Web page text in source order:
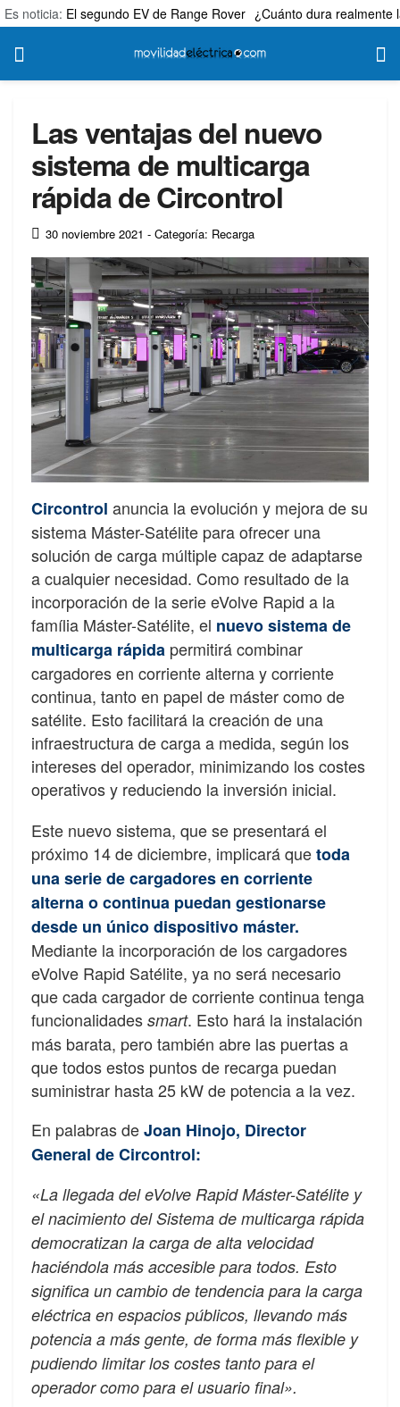
Es noticia: El segundo EV de Range Rover ¿Cuánto dura realmente
Las ventajas del nuevo
sistema de multicarga
rápida de Circontrol
30 noviembre 2021 - Categoría: Recarga
Circontrol anuncia la evolución y mejora de su
sistema Máster-Satélite para ofrecer una
solución de carga múltiple capaz de adaptarse
a cualquier necesidad. Como resultado de la
incorporación de la serie eVolve Rapid a la
família Máster-Satélite, el nuevo sistema de
multicarga rápida permitirá combinar
cargadores en corriente alterna y corriente
continua, tanto en papel de máster como de
satélite. Esto facilitará la creación de una
infraestructura de carga a medida, según los
intereses del operador, minimizando los costes
operativos y reduciendo la inversión inicial.
Este nuevo sistema, que se presentará el
próximo 14 de diciembre, implicará quetoda
una serie de cargadores en corriente
alterna o continua puedan gestionarse
desde un único dispositivo máster.
Mediante la incorporación de los cargadores
eVolve Rapid Satélite, ya no será necesario
que cada cargador de corriente continua tenga
funcionalidades smart. Esto hará la instalación
más barata, pero también abre las puertas a
que todos estos puntos de recarga puedan
suministrar hasta 25 kW de potencia a la vez.
En palabras deJoan Hinojo, Director
General de Circontrol:
«La llegada del eVolve Rapid Máster-Satélite y
el nacimiento del Sistema de multicarga rápida
democratizan la carga de alta velocidad
haciéndola más accesible para todos. Esto
significa un cambio de tendencia para la carga
eléctrica en espacios públicos, llevando más
potencia a más gente, de forma más flexible y
pudiendo limitar los costes tanto para el
operador como para el usuario final».